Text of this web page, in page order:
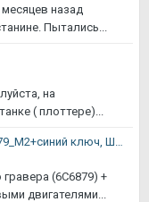
назад
Пытались...
на
( плоттере)...
Продаю плату лаз.Гравера 6C6879_M2+синий ключ, ШД, профиль и т.д.
(6C6879) +
двигателями...